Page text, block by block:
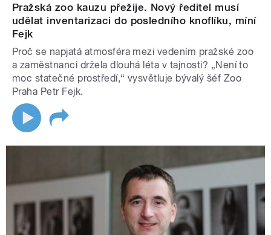
Pražská zoo kauzu přežije. Nový ředitel musí
udělat inventarizaci do posledního knoflíku, míní
Fejk
Proč se napjatá atmosféra mezi vedením pražské zoo
a zaměstnanci držela dlouhá léta v tajnosti? „Není to
moc statečné prostředí,“ vysvětluje bývalý šéf Zoo
Praha Petr Fejk.